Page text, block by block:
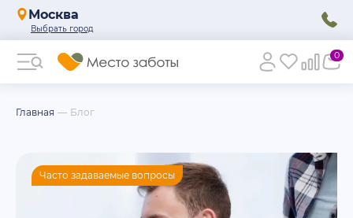
Москва
0
Главная Блог
Часто задаваемые вопросы